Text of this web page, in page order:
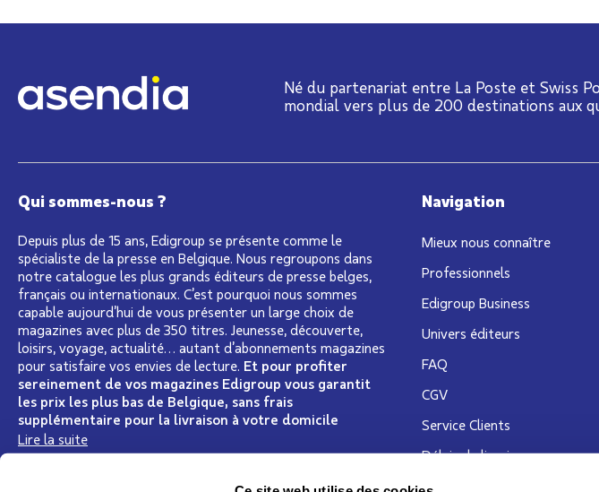
Né du partenariat entre La Poste et Swiss
mondial vers plus de 200 destinations aux
Qui sommes-nous ?
Depuis plus de 15 ans, Edigroup se présente comme le
spécialiste de la presse en Belgique. Nous regroupons dans
notre catalogue les plus grands éditeurs de presse belges,
français ou internationaux. C’est pourquoi nous sommes
capable aujourd’hui de vous présenter un large choix de
magazines avec plus de 350 titres. Jeunesse, découverte,
loisirs, voyage, actualité… autant d’abonnements magazines
pour satisfaire vos envies de lecture. Et pour profiter
sereinement de vos magazines Edigroup vous garantit
les prix les plus bas de Belgique, sans frais
supplémentaire pour la livraison à votre domicile
Lire la suite
Navigation
Mieux nous connaître
Professionnels
Edigroup Business
Univers éditeurs
FAQ
CGV
Service Clients
Délais de livraison